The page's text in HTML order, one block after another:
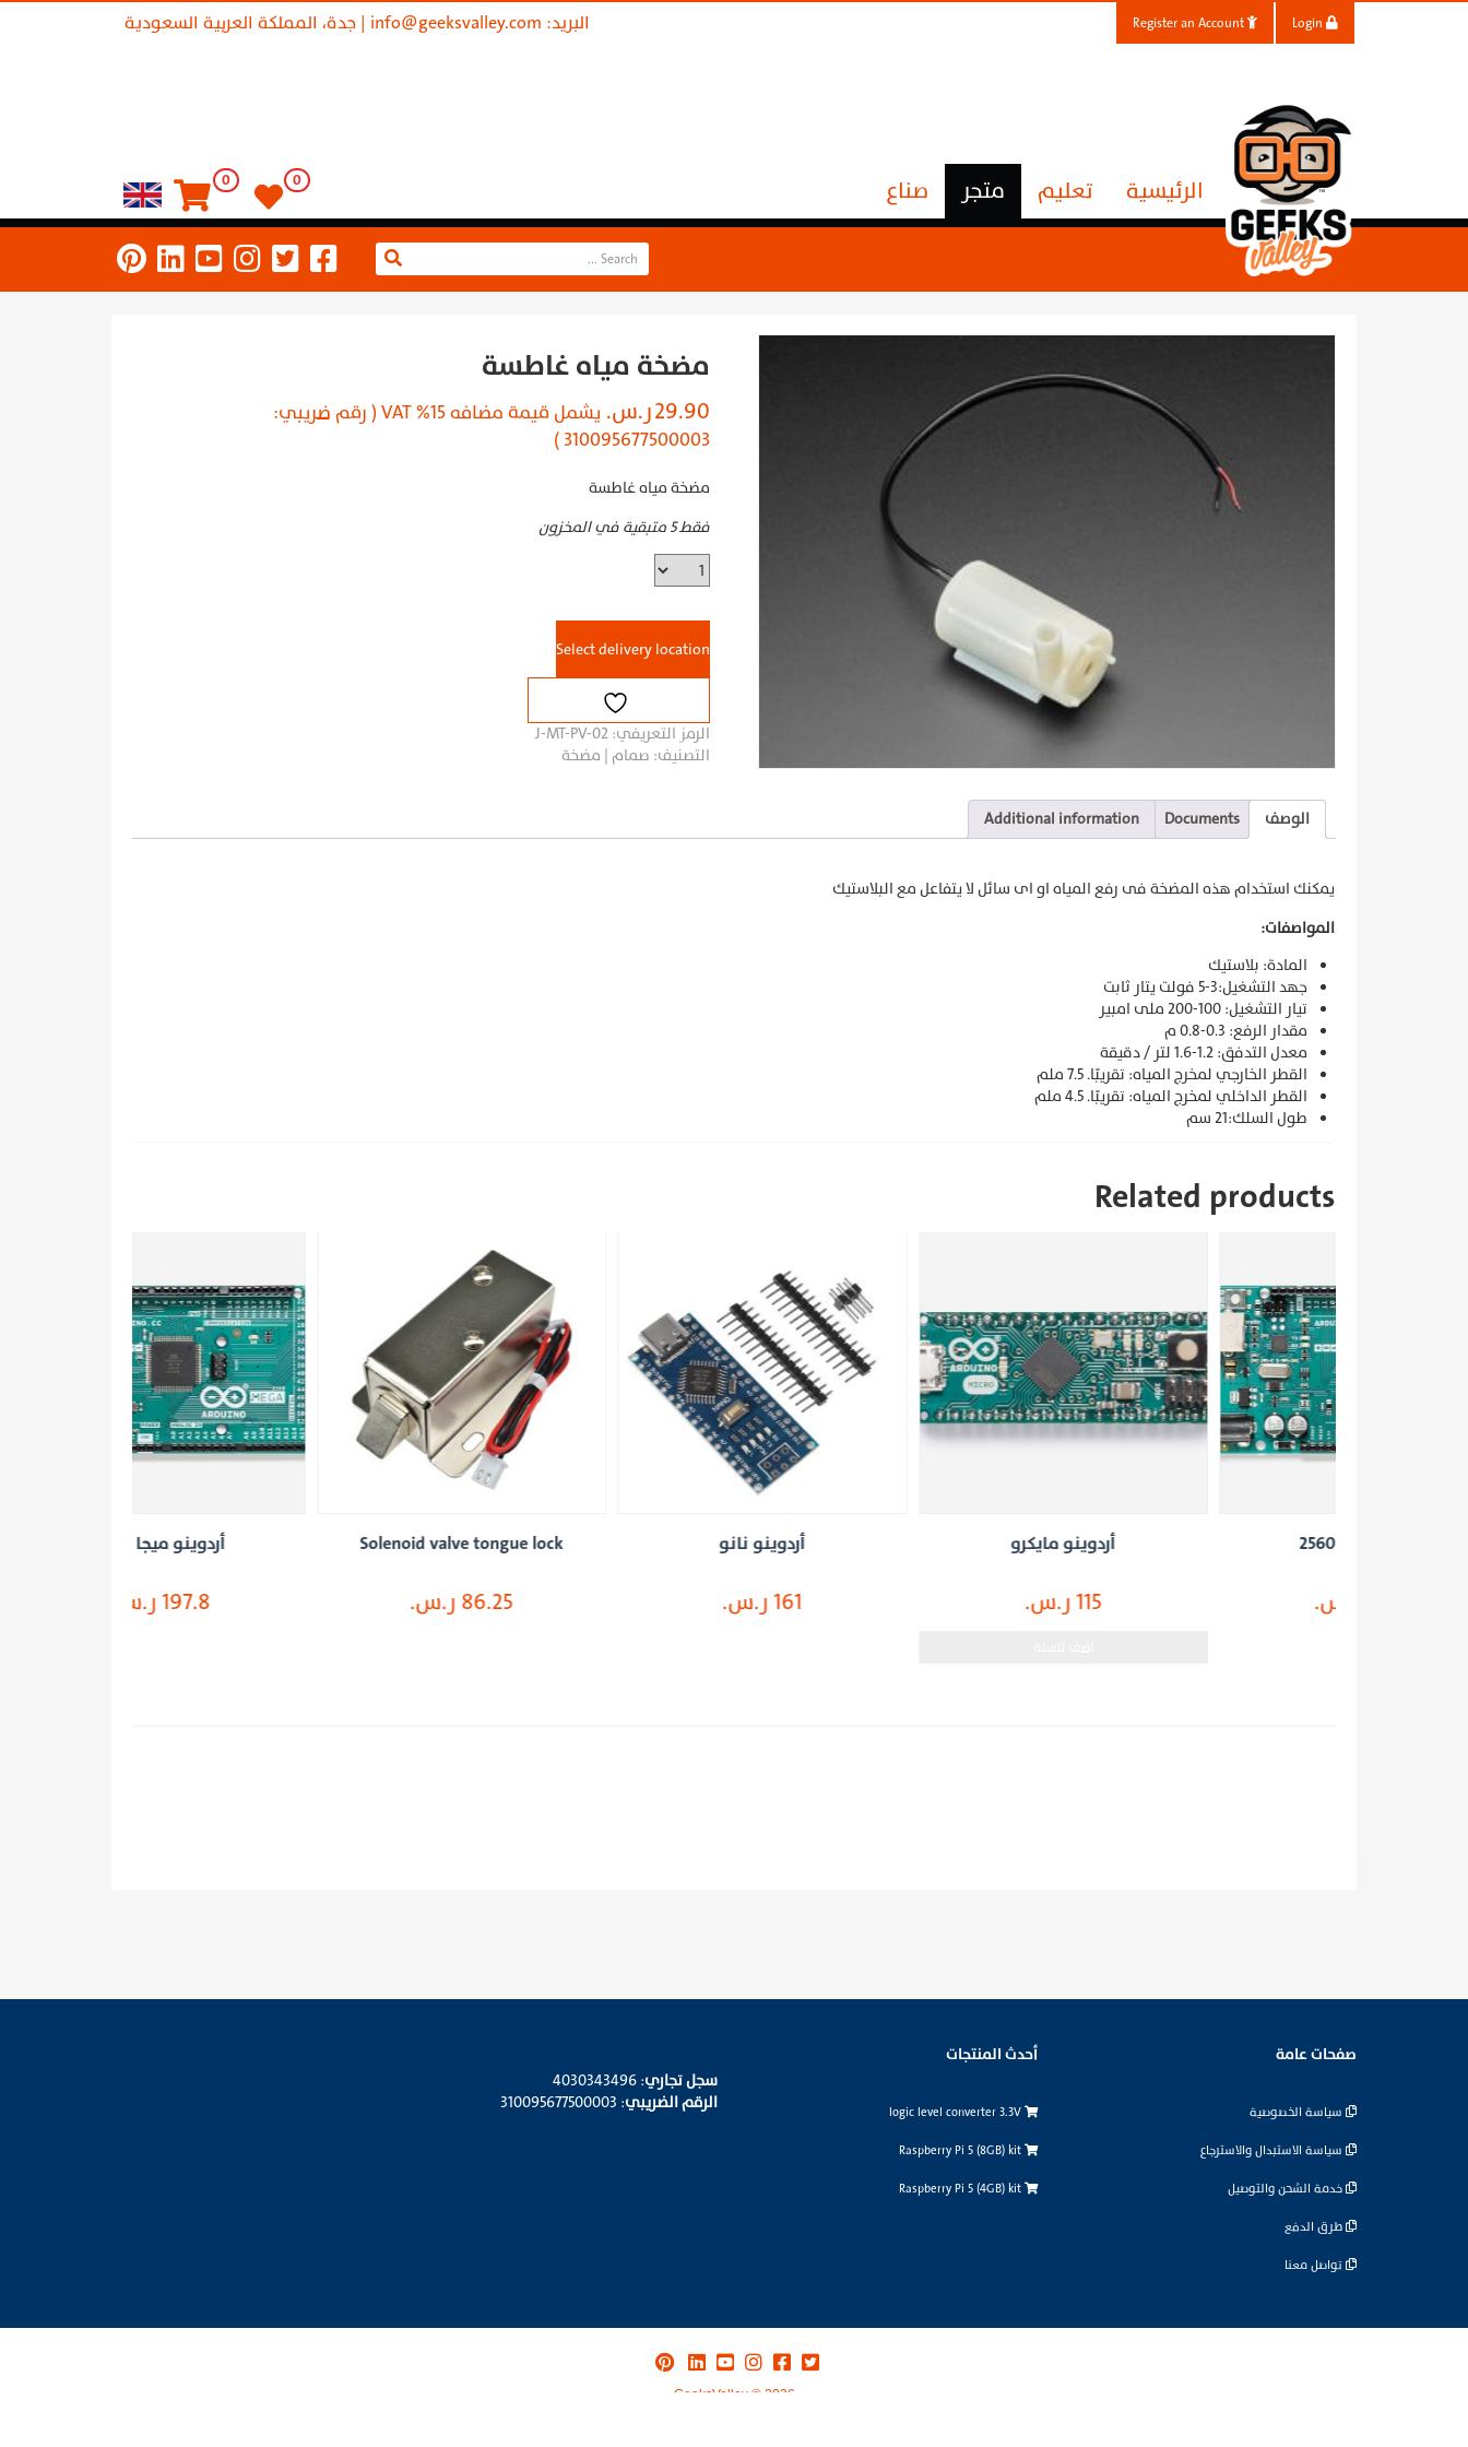
البريد: info@geeksvalley.com | جدة، المملكة العربية السعودية
الرئيسية تعليم متجر صناع 0
0
مضخة مياه غاطسة
29.90ر.س.
يشمل قيمة مضافه 15% VAT ( رقم ضريبي:
310095677500003 )
مضخة مياه غاطسة
فقط 5 متبقية في المخزون
مضخة
مياه
quantity
Select delivery location
الرمز التعريفي:J-MT-PV-02
التصنيف: صمام | مضخة
الوصف Documents
Additional information
يمكنك استخدام هذه المضخة فى رفع المياه او اى سائل لا يتفاعل مع البلاستيك
المواصفات:
المادة: بلاستيك
جهد التشغيل:3-5 فولت يتار ثابت
تيار التشغيل: 100-200 ملى امبير
مقدار الرفع: 0.3-0.8 م
معدل التدفق: 1.2-1.6 لتر / دقيقة
القطر الخارجي لمخرج المياه: تقريبًا. 7.5 ملم
القطر الداخلي لمخرج المياه: تقريبًا. 4.5 ملم
طول السلك:21 سم
Related products
Solenoid valve tongue lock
صفحات عامة
سياسة الخصوصية
سياسة الاستبدال والاسترجاع
خدمة الشحن والتوصيل
طرق الدفع
تواصل معنا
أحدث المنتجات
logic level converter 3.3V
Raspberry Pi 5 (8GB) kit
Raspberry Pi 5 (4GB) kit
سجل تجاري: 4030343496
الرقم الضريبي: 310095677500003
GeeksValley © 2026